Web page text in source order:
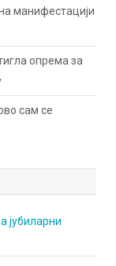
манифестацији
опрема за
сам се
јубиларни